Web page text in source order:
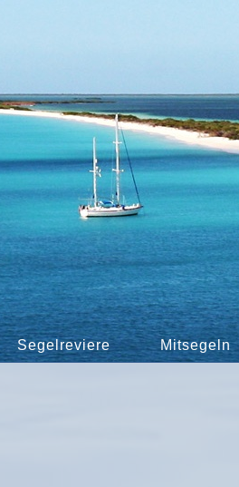
Segelreviere Mitsegeln